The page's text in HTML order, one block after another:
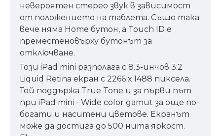
невероятен стерео звук в зависимост
от положението на таблета. Също така
вече няма Home бутон, а Touch ID е
преместеновърху бутонът за
отключване.
Този iPad mini разполага с 8.3-инчов 3:2
Liquid Retina екран с 2266 х 1488 пиксела.
Той поддържа True Tone и за първи път
при iPad mini - Wide color gamut за още по-
богати и наситени цветове. Екранът
може да достига до 500 нита яркост.